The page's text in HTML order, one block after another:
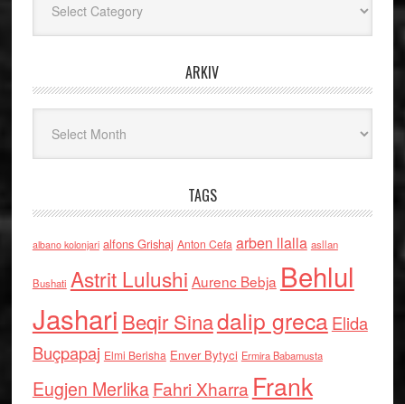
ARKIV
TAGS
albano kolonjari alfons Grishaj Anton Cefa arben llalla asllan
Bushati Astrit Lulushi Aurenc Bebja Behlul
Jashari Beqir Sinadalip grecaElida
Buçpapaj Elmi Berisha Enver Bytyci Ermira Babamusta
Eugjen MerlikaFahri Xharra Frank